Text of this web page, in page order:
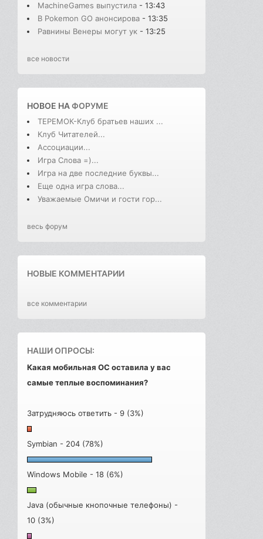
MachineGames выпустила - 13:43
В Pokemon GO анонсирова - 13:35
Равнины Венеры могут ук - 13:25
все новости
НОВОЕ НАФОРУМЕ
ТЕРЕМОК-Клуб братьев наших ...
Клуб Читателей...
Ассоциации...
Игра Слова =)...
Игра на две последние буквы...
Еще одна игра слова...
Уважаемые Омичи и гости гор...
весь форум
НОВЫЕ КОММЕНТАРИИ
все комментарии
НАШИ ОПРОСЫ:
Какая мобильная ОС оставила у вас
самые теплые воспоминания?
Затрудняюсь ответить - 9 (3%)
Symbian - 204 (78%)
Windows Mobile - 18 (6%)
Java (обычные кнопочные телефоны) -
10 (3%)